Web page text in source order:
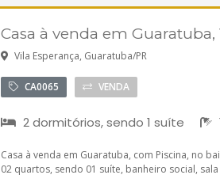
Casa à venda em
Vila Esperança, Guaratuba/PR
CA0065 VENDA
2 dormitórios, sendo 1 suíte
Casa à venda em Guaratuba, com Piscina, no
02 quartos, sendo 01 suíte, banheiro social,